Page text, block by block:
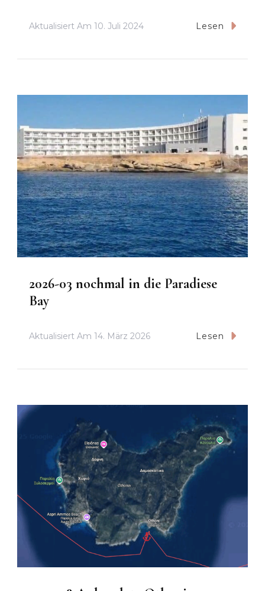
Aktualisiert Am 10. Juli 2024 Lesen
2026-03 nochmal in die Paradiese
Bay
Aktualisiert Am 14. März 2026 Lesen